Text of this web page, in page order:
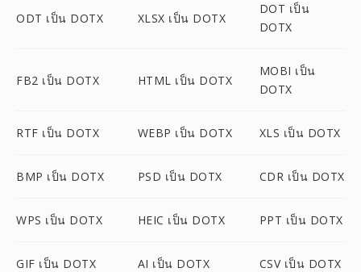
ODT เป็น DOTX XLSX เป็น DOTX
DOT เป็น
DOTX
FB2 เป็น DOTX HTML เป็น DOTX
MOBI เป็น
DOTX
RTF เป็น DOTX WEBP เป็น DOTX XLS เป็น DOTX
BMP เป็น DOTX PSD เป็น DOTX CDR เป็น DOTX
WPS เป็น DOTX HEIC เป็น DOTX PPT เป็น DOTX
GIF เป็น DOTX AI เป็น DOTX CSV เป็น DOTX